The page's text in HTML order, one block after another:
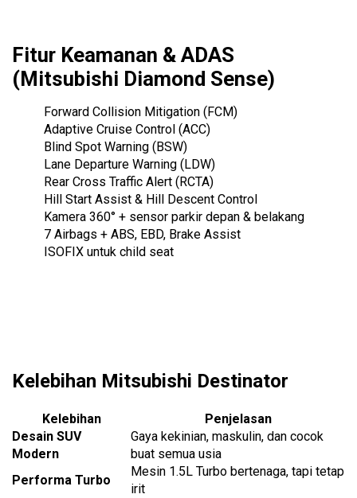
Fitur Keamanan & ADAS
(Mitsubishi Diamond Sense)
Forward Collision Mitigation (FCM)
Adaptive Cruise Control (ACC)
Blind Spot Warning (BSW)
Lane Departure Warning (LDW)
Rear Cross Traffic Alert (RCTA)
Hill Start Assist & Hill Descent Control
Kamera 360° + sensor parkir depan & belakang
7 Airbags + ABS, EBD, Brake Assist
ISOFIX untuk child seat
Kelebihan Mitsubishi Destinator
Kelebihan
Penjelasan
Desain SUV
Modern
Gaya kekinian, maskulin, dan cocok
buat semua usia
Performa Turbo
Mesin 1.5L Turbo bertenaga, tapi tetap
irit